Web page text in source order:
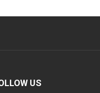
US